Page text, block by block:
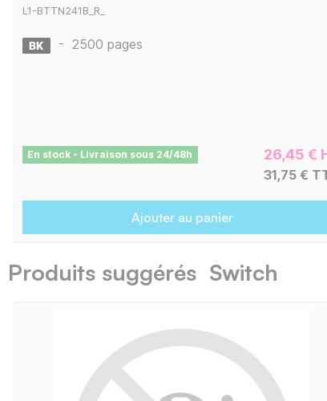
L1-BTTN241B_R_
- 2500 pages
En stock - Livraison sous 24/48h 26,45 €
31,75 €
Ajouter au panier
Produits suggérés Switch